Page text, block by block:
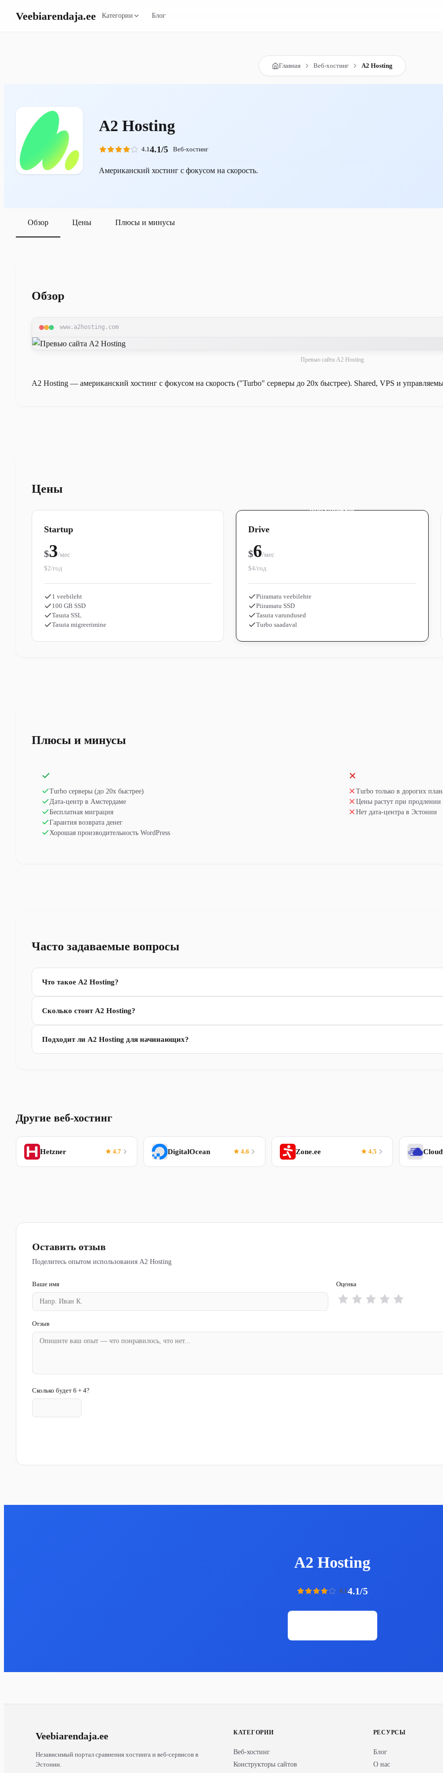
Veebiarendaja.ee Категории Блог
Главная Веб-хостинг A2 Hosting
A2 Hosting
4.14.1/5 Веб-хостинг
Американский хостинг с фокусом на скорость.
Обзор Цены Плюсы и минусы
Обзор
www.a2hosting.com
Превью сайта A2 Hosting
A2 Hosting — американский хостинг с фокусом на скорость ("Turbo" серверы до 20x быстрее). Shared, VPS и
Цены
Startup
$3/мес
$2/год
1 veebileht
100 GB SSD
Tasuta SSL
Tasuta migreerimine
ПОПУЛЯРНЫЙ
Drive
$6/мес
$4/год
Piiramatu veebilehte
Piiramatu SSD
Tasuta varundused
Turbo saadaval
Плюсы и минусы
Turbo серверы (до 20x быстрее)
Дата-центр в Амстердаме
Бесплатная миграция
Гарантия возврата денег
Хорошая производительность WordPress
Turbo только в дорогих
Цены растут при продлении
Нет дата-центра в Эстонии
Часто задаваемые вопросы
Что такое A2 Hosting?
Сколько стоит A2 Hosting?
Подходит ли A2 Hosting для начинающих?
Другие веб-хостинг
Hetzner ★ 4.7 DigitalOcean ★ 4.6 Zone.ee ★ 4.5
Оставить отзыв
Поделитесь опытом использования A2 Hosting
Ваше имя Оценка
Отзыв
Сколько будет 6 + 4?
A2 Hosting
4.14.1/5
Veebiarendaja.ee
Независимый портал сравнения хостинга и веб-сервисов в
Эстонии.
КАТЕГОРИИ
Веб-хостинг
Конструкторы сайтов
РЕСУРСЫ
Блог
О нас